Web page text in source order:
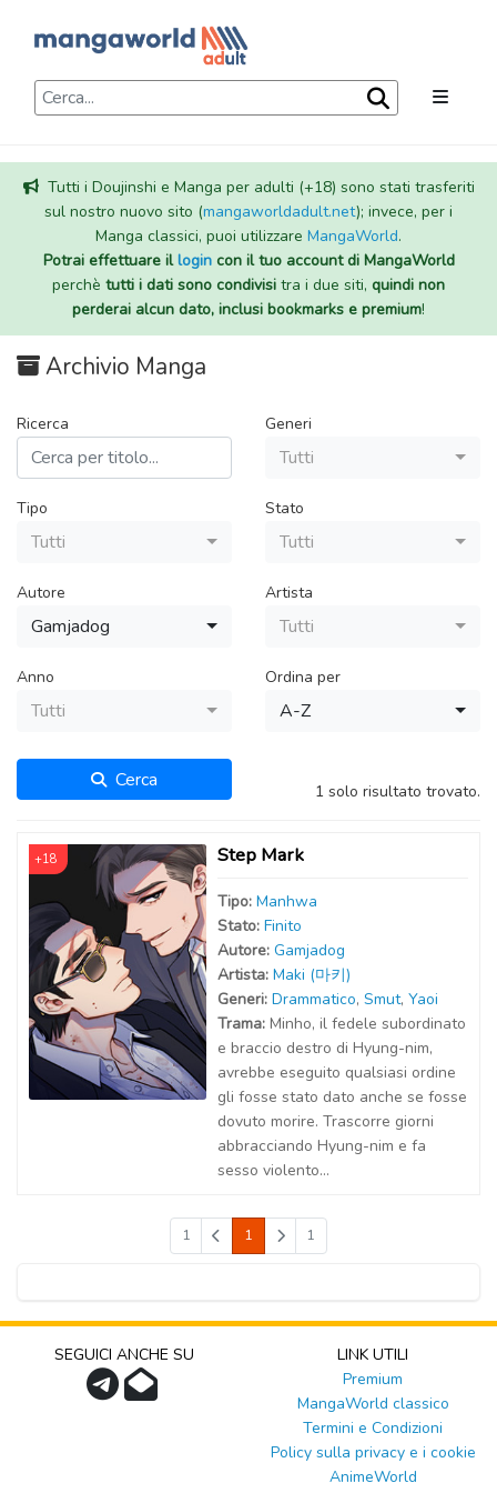
Tutti i Doujinshi e Manga per adulti (+18) sono stati trasferiti
sul nostro nuovo sito (mangaworldadult.net); invece, per i
Manga classici, puoi utilizzare MangaWorld.
Potrai effettuare illogincon il tuo account di MangaWorld
perchè tutti i dati sono condivisi tra i due siti, quindi non
perderai alcun dato, inclusi bookmarks e premium!
Archivio Manga
Ricerca Generi
Tutti
Tipo
Tutti
Stato
Tutti
Autore
Gamjadog
Artista
Tutti
Anno
Tutti
Ordina per
A-Z
Cerca 1 solo risultato trovato.
+18 Step Mark
Tipo: Manhwa
Stato: Finito
Autore: Gamjadog
Artista: Maki (마키)
Generi: Drammatico, Smut, Yaoi
Trama: Minho, il fedele subordinato
e braccio destro di Hyung-nim,
avrebbe eseguito qualsiasi ordine
gli fosse stato dato anche se fosse
dovuto morire. Trascorre giorni
abbracciando Hyung-nim e fa
sesso violento...
1 1 1
SEGUICI ANCHE SU
LINK UTILI
Premium
MangaWorld classico
Termini e Condizioni
Policy sulla privacy e i cookie
AnimeWorld